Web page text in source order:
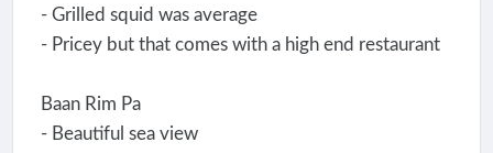
- Grilled squid was average
- Pricey but that comes with a high end restaurant
Baan Rim Pa
- Beautiful sea view